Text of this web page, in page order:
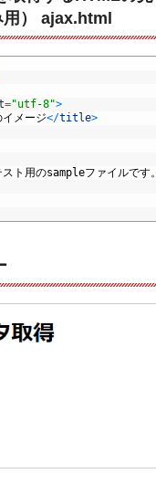
） ajax.html
="utf-8">
イメージ</title>
スト用のsampleファイルです。